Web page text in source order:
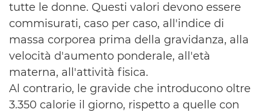
tutte le donne. Questi valori devono essere
commisurati, caso per caso, all'indice di
massa corporea prima della gravidanza, alla
velocità d'aumento ponderale, all'età
materna, all'attività fisica.
Al contrario, le gravide che introducono oltre
3.350 calorie il giorno, rispetto a quelle con